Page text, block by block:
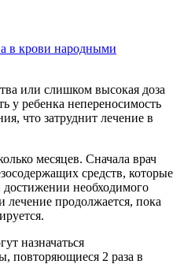
в крови народными
или слишком высокая доза
у ребенка непереносимость
что затруднит лечение в
месяцев. Сначала врач
средств, которые
необходимого
лечение продолжается, пока
назначаться
повторяющиеся 2 раза в